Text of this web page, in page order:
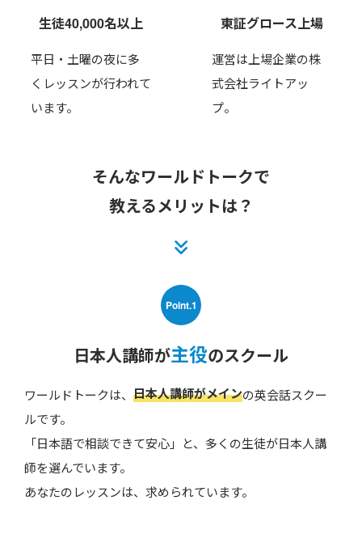
生徒40,000名以上
平日・土曜の夜に多
くレッスンが行われて
います。
東証グロース上場
運営は上場企業の株
式会社ライトアッ
プ。
そんなワールドトークで
教えるメリットは？
Point.1
日本人講師が主役のスクール
ワールドトークは、 日本人講師がメインの英会話スクー
ルです。
「日本語で相談できて安心」と、多くの生徒が日本人講
師を選んでいます。
あなたのレッスンは、求められています。